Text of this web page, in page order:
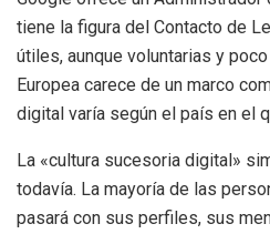
tiene la figura del Contacto de
útiles, aunque voluntarias y
Europea carece de un marco
digital varía según el país en el
La «cultura sucesoria digital»
todavía. La mayoría de las
pasará con sus perfiles, sus